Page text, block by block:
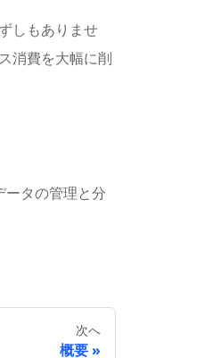
しもありませ
消費を大幅に削
ータの管理と分
次へ
概要